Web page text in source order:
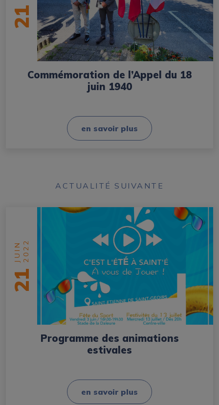
21
Commémoration de l’Appel du 18
juin 1940
en savoir plus
ACTUALITÉ SUIVANTE
21
JUIN2022
Programme des animations
estivales
en savoir plus